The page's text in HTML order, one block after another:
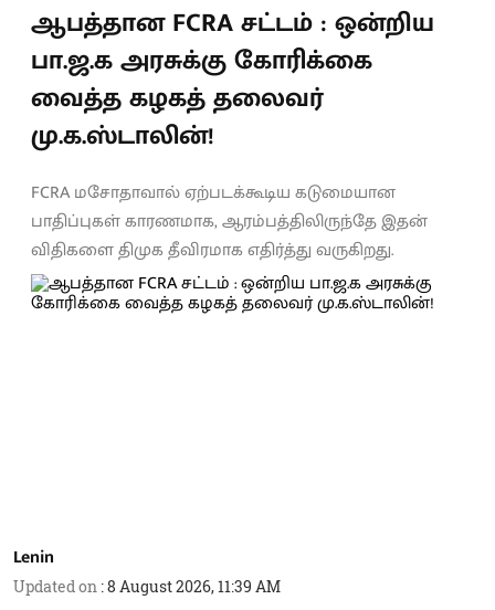
ஆபத்தான FCRA சட்டம் : ஒன்றிய
பா.ஜ.க அரசுக்கு கோரிக்கை
வைத்த கழகத் தலைவர்
மு.க.ஸ்டாலின்!
FCRA மசோதாவால் ஏற்படக்கூடிய கடுமையான
பாதிப்புகள் காரணமாக, ஆரம்பத்திலிருந்தே இதன்
விதிகளை திமுக தீவிரமாக எதிர்த்து வருகிறது.
Lenin
Updated on :8 August 2026, 11:39 AM